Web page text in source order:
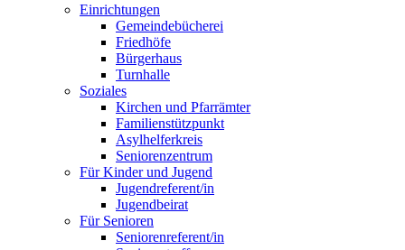
Einrichtungen
Gemeindebücherei
Friedhöfe
Bürgerhaus
Turnhalle
Soziales
Kirchen und Pfarrämter
Familienstützpunkt
Asylhelferkreis
Seniorenzentrum
Für Kinder und Jugend
Jugendreferent/in
Jugendbeirat
Für Senioren
Seniorenreferent/in